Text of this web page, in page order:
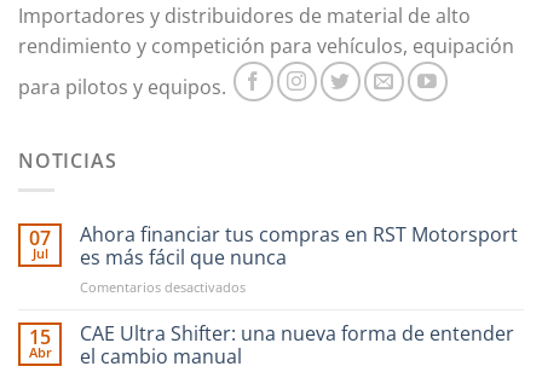
Importadores y distribuidores de material de alto
rendimiento y competición para vehículos, equipación
para pilotos y equipos.
NOTICIAS
07
Jul
Ahora financiar tus compras en RST Motorsport
es más fácil que nunca
Comentarios desactivadosen
financiar
15
Abr
CAE Ultra Shifter: una nueva forma de entender
el cambio manual